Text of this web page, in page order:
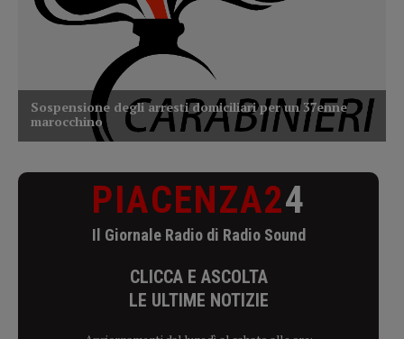
PIACENZA24
Il Giornale Radio di Radio Sound
CLICCA E ASCOLTA
LE ULTIME NOTIZIE